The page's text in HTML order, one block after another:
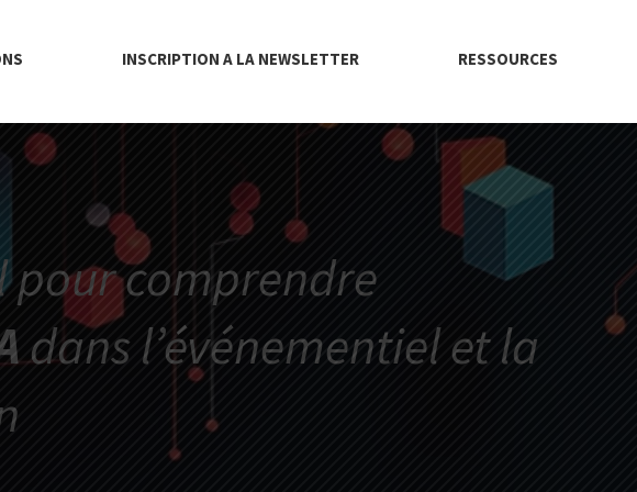
INSCRIPTION A LA NEWSLETTER RESSOURCES
pour comprendre
dans l’événementiel et la